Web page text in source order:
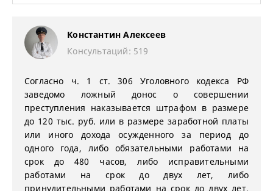
Константин Алексеев
Консультаций: 519
Согласно ч. 1 ст. 306 Уголовного кодекса РФ
заведомо ложный донос о совершении
преступления наказывается штрафом в размере
до 120 тыс. руб. или в размере заработной платы
или иного дохода осужденного за период до
одного года, либо обязательными работами на
срок до 480 часов, либо исправительными
работами на срок до двух лет, либо
принудительными работами на срок до двух лет,